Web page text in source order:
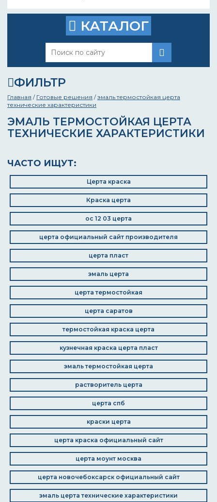
КАТАЛОГ
ФИЛЬТР
Главная / Готовые решения /эмаль термостойкая церта
технические характеристики
ЭМАЛЬ ТЕРМОСТОЙКАЯ ЦЕРТА
ТЕХНИЧЕСКИЕ ХАРАКТЕРИСТИКИ
ЧАСТО ИЩУТ:
Церта краска
Краска церта
ос 12 03 церта
церта официальный сайт производителя
церта пласт
эмаль церта
церта термостойкая
церта саратов
термостойкая краска церта
кузнечная краска церта пласт
эмаль термостойкая церта
растворитель церта
церта спб
краски церта
церта краска официальный сайт
церта моунт москва
церта новочебоксарск официальный сайт
эмаль церта технические характеристики